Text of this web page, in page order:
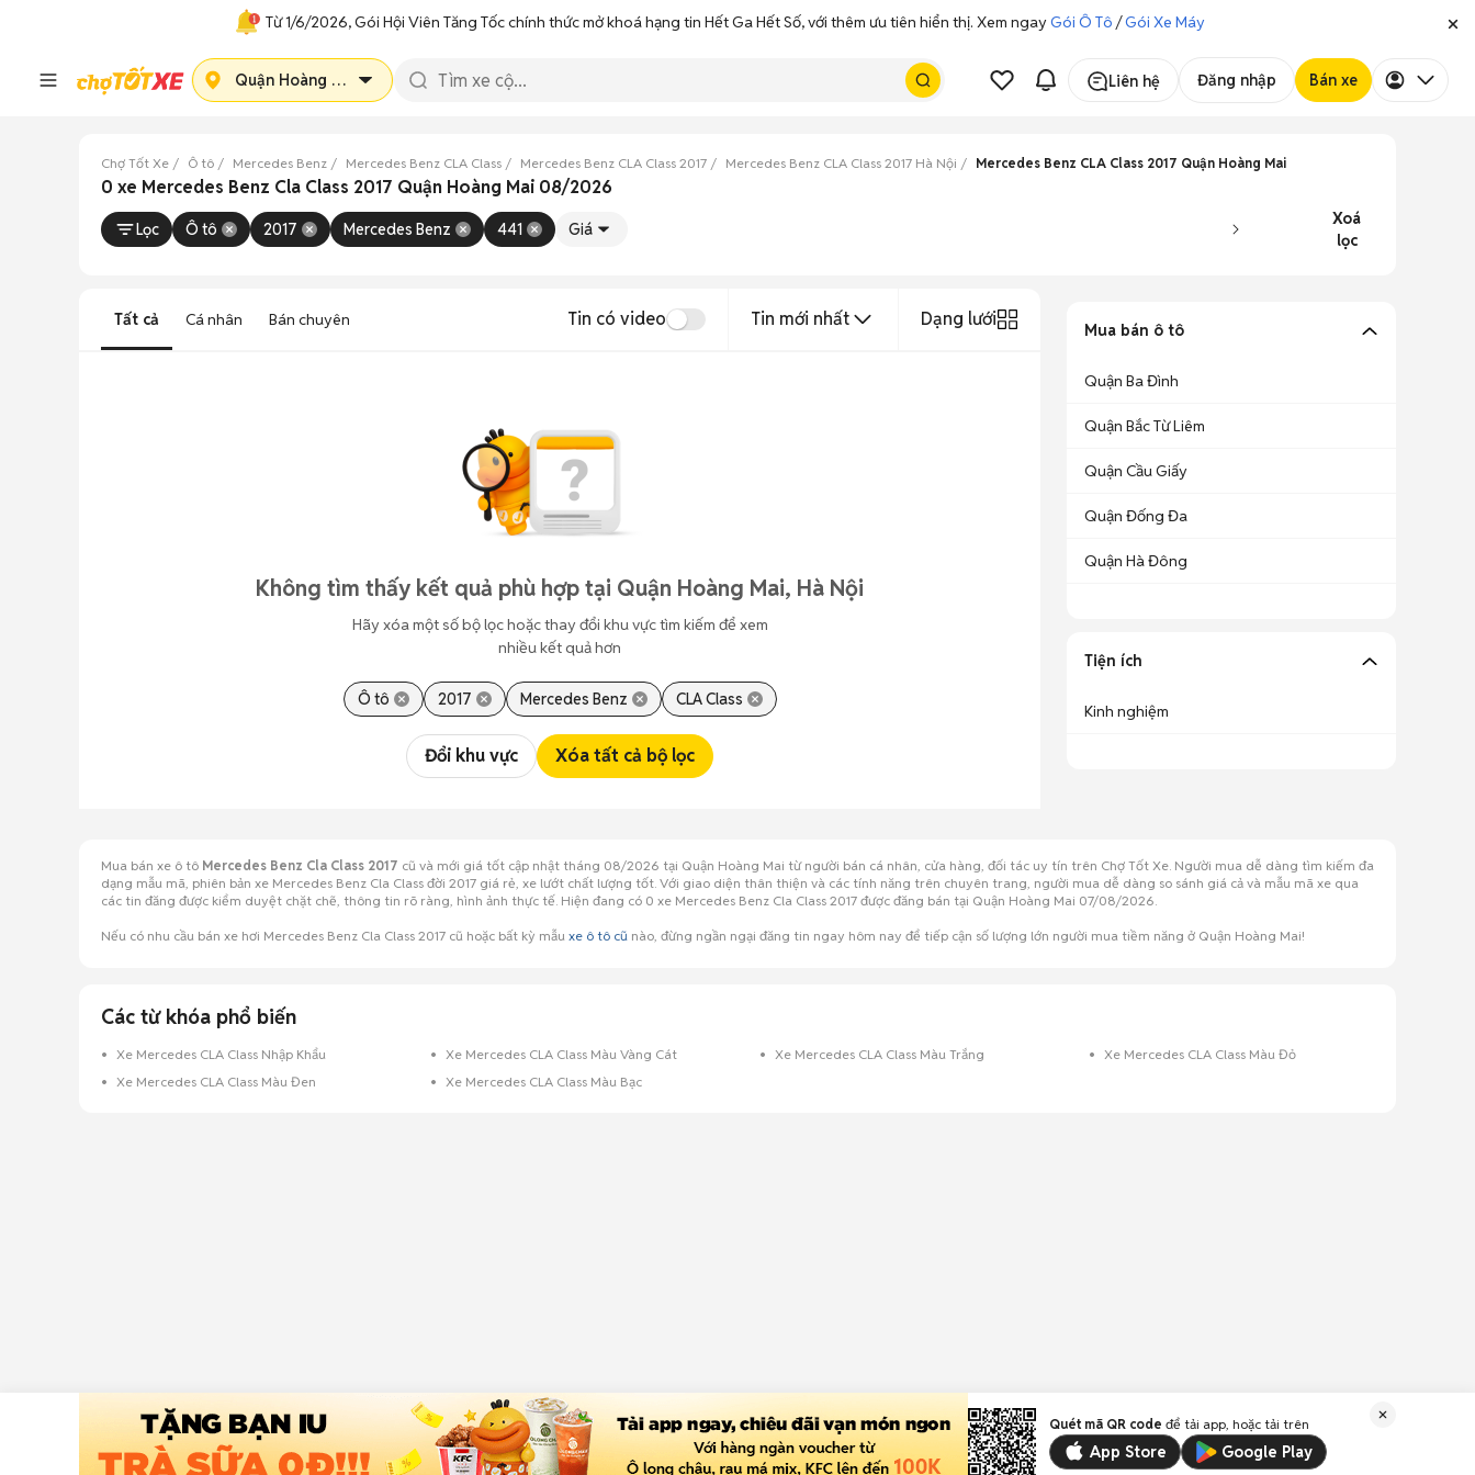
Từ 1/6/2026, Gói Hội Viên Tăng Tốc chính thức mở khoá hạng tin Hết Ga Hết Số, với thêm ưu tiên hiển thị. Xem ngayGói Ô Tô /Gói Xe Máy
Quận Hoàng Mai Liên hệ Đăng nhập Bán xe
Chợ Tốt Xe Ô tô Mercedes Benz Mercedes Benz CLA Class Mercedes Benz CLA Class 2017 Mercedes Benz CLA Class 2017 Hà Nội Mercedes Benz CLA Class 2017 Quận Hoàng Mai
0 xe Mercedes Benz Cla Class 2017 Quận Hoàng Mai 08/2026
Lọc Ô tô 2017 Mercedes Benz 441 Giá
Xoá
lọc
Tất cả Cá nhân Bán chuyên Tin có video Tin mới nhất Dạng lưới
Không tìm thấy kết quả phù hợp tại Quận Hoàng Mai, Hà Nội
Hãy xóa một số bộ lọc hoặc thay đổi khu vực tìm kiếm để xem
nhiều kết quả hơn
Ô tô 2017 Mercedes Benz CLA Class
Đổi khu vực Xóa tất cả bộ lọc
Mua bán ô tô
Quận Ba Đình
Quận Bắc Từ Liêm
Quận Cầu Giấy
Quận Đống Đa
Quận Hà Đông
Tiện ích
Kinh nghiệm
Mua bán xe ô tô Mercedes Benz Cla Class 2017 cũ và mới giá tốt cập nhật tháng 08/2026 tại Quận Hoàng Mai từ người bán cá nhân, cửa hàng, đối tác uy tín trên Chợ Tốt Xe. Người mua dễ dàng tìm kiếm đa
dạng mẫu mã, phiên bản xe Mercedes Benz Cla Class đời 2017 giá rẻ, xe lướt chất lượng tốt. Với giao diện thân thiện và các tính năng trên chuyên trang, người mua dễ dàng so sánh giá cả và mẫu mã xe qua
các tin đăng được kiểm duyệt chặt chẽ, thông tin rõ ràng, hình ảnh thực tế. Hiện đang có 0 xe Mercedes Benz Cla Class 2017 được đăng bán tại Quận Hoàng Mai 07/08/2026.
Nếu có nhu cầu bán xe hơi Mercedes Benz Cla Class 2017 cũ hoặc bất kỳ mẫu xe ô tô cũ nào, đừng ngần ngại đăng tin ngay hôm nay để tiếp cận số lượng lớn người mua tiềm năng ở Quận Hoàng Mai!
Các từ khóa phổ biến
Xe Mercedes CLA Class Nhập Khẩu Xe Mercedes CLA Class Màu Vàng Cát Xe Mercedes CLA Class Màu Trắng
Xe Mercedes CLA Class Màu Đỏ
Xe Mercedes CLA Class Màu Đen
Xe Mercedes CLA Class Màu Bạc
Quét mã QR code để tải app, hoặc tải trên
App Store Google Play